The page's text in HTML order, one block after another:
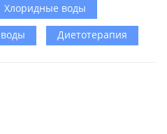
Хлоридные воды
Диетотерапия